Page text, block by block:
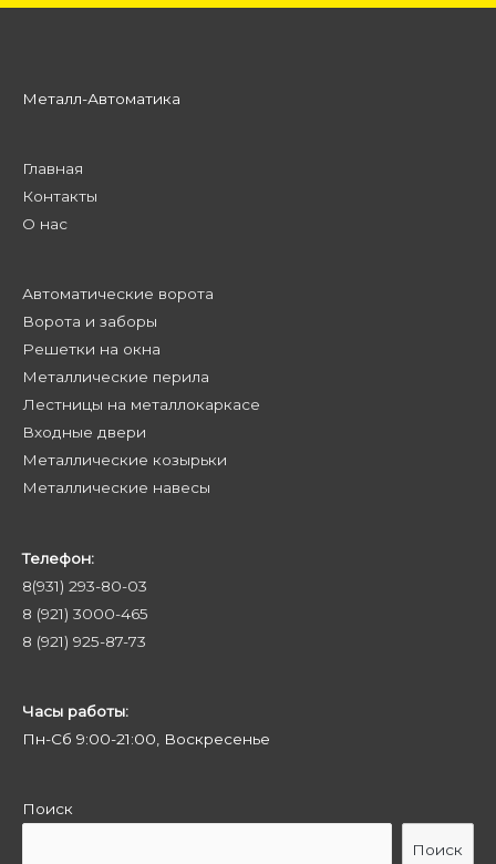
Металл-Автоматика
Главная
Контакты
О нас
Автоматические ворота
Ворота и заборы
Решетки на окна
Металлические перила
Лестницы на металлокаркасе
Входные двери
Металлические козырьки
Металлические навесы
Телефон:
8(931) 293-80-03
8 (921) 3000-465
8 (921) 925-87-73
Часы работы:
Пн-Сб 9:00-21:00, Воскресенье
Поиск
Поиск